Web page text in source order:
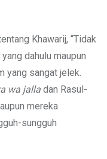
Khawarij, “Tidak
dahulu maupun
yang sangat jelek.
wa jalla dan Rasul-
mereka
sungguh